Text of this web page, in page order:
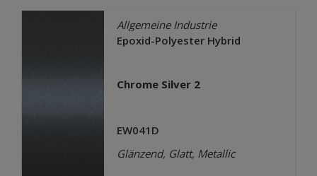
Allgemeine Industrie
Epoxid-Polyester Hybrid
Chrome Silver 2
EW041D
Glänzend, Glatt, Metallic